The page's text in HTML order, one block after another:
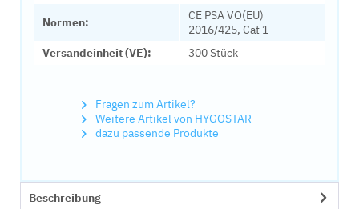
Normen:
CE PSA VO(EU)
2016/425, Cat 1
Versandeinheit (VE):
300 Stück
Fragen zum Artikel?
Weitere Artikel von HYGOSTAR
dazu passende Produkte
Beschreibung